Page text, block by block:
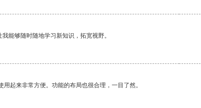
能够随时随地学习新知识，拓宽视野。
起来非常方便。功能的布局也很合理，一目了然。